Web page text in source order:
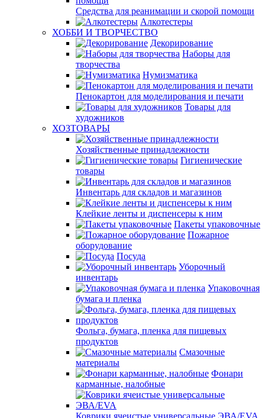
Средства для реанимации и скорой помощи
Алкотестеры
ХОББИ И ТВОРЧЕСТВО
Декорирование
Наборы для
творчества
Нумизматика
Пенокартон для моделирования и печати
Товары для
художников
ХОЗТОВАРЫ
Хозяйственные принадлежности
Гигиенические
товары
Инвентарь для складов и магазинов
Клейкие ленты и диспенсеры к ним
Пакеты упаковочные
Пожарное
оборудование
Посуда
Уборочный
инвентарь
Упаковочная
бумага и пленка
Фольга, бумага, пленка для пищевых
продуктов
Смазочные
материалы
Фонари
карманные, налобные
Коврики ячеистые универсальные ЭВА/EVA